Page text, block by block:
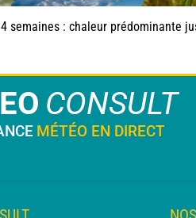
: chaleur prédominante jusqu'en
CONSULT
MÉTÉO EN DIRECT